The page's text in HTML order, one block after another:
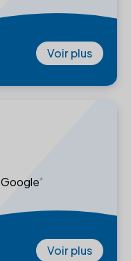
Voir plus
Google
Voir plus